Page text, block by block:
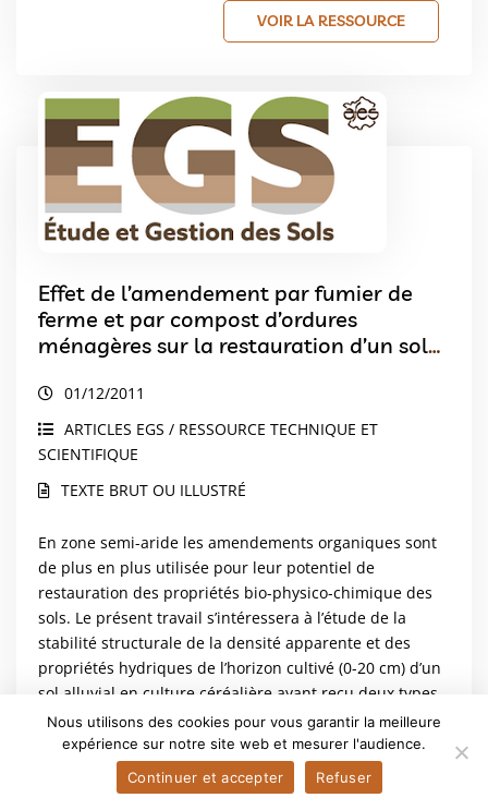
VOIR LA RESSOURCE
Effet de l’amendement par fumier de
ferme et par compost d’ordures
ménagères sur la restauration d’un sol
aride tunisien
01/12/2011
ARTICLES EGS / RESSOURCE TECHNIQUE ET
SCIENTIFIQUE
TEXTE BRUT OU ILLUSTRÉ
En zone semi-aride les amendements organiques sont
de plus en plus utilisée pour leur potentiel de
restauration des propriétés bio-physico-chimique des
sols. Le présent travail s’intéressera à l’étude de la
stabilité structurale de la densité apparente et des
propriétés hydriques de l’horizon cultivé (0-20 cm) d’un
sol alluvial en culture céréalière ayant reçu deux types
d’amendements organiques : le fumier de ferme à
raison de 40 t.ha-1 (SF40) et le compost urbain à raison
de 40 t.ha (SC40) et de 80 t.ha-1 (SC80) durant 8 années
successives. Le dispositif...
Nous utilisons des cookies pour vous garantir la meilleure
expérience sur notre site web et mesurer l'audience.
Continuer et accepter
Refuser